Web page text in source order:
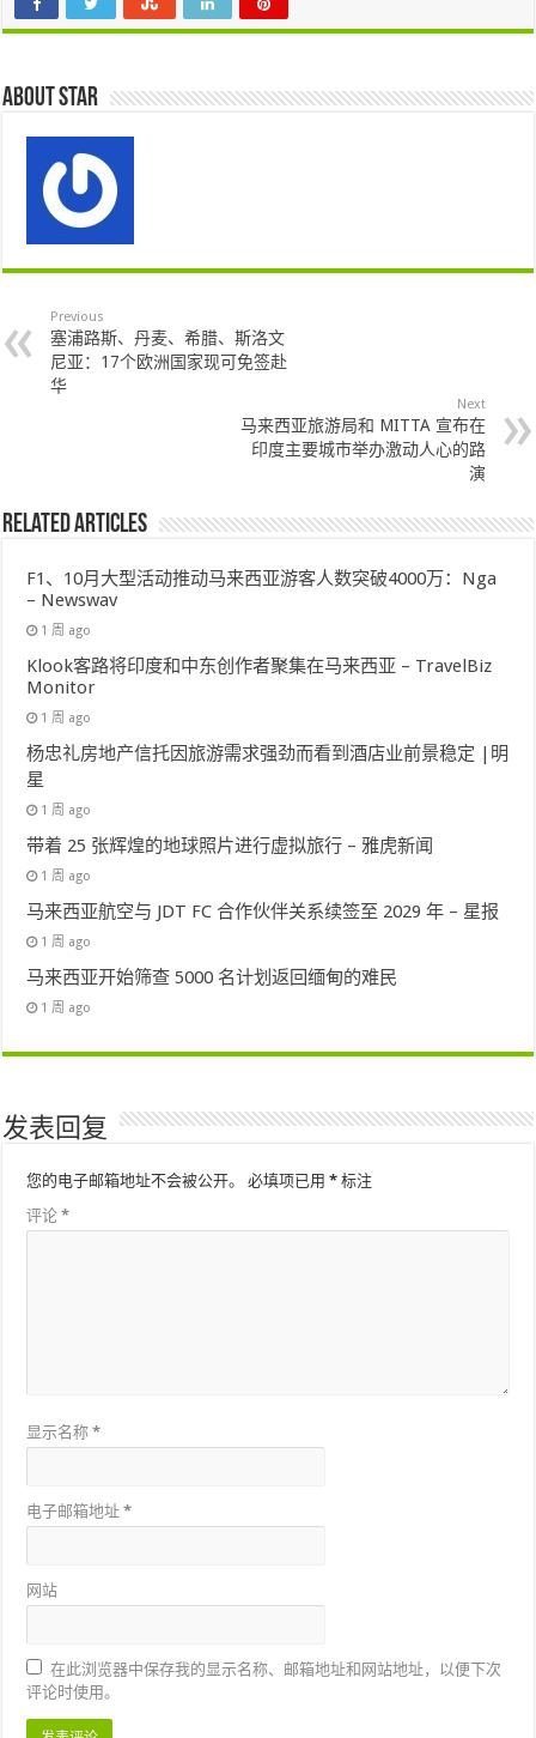
About star
Previous
塞浦路斯、丹麦、希腊、斯洛文
尼亚：17个欧洲国家现可免签赴
华
Next
马来西亚旅游局和 MITTA 宣布在
印度主要城市举办激动人心的路
演
Related Articles
F1、10月大型活动推动马来西亚游客人数突破4000万：Nga
– Newswav
1 周 ago
Klook客路将印度和中东创作者聚集在马来西亚 – TravelBiz
Monitor
1 周 ago
杨忠礼房地产信托因旅游需求强劲而看到酒店业前景稳定 |明
星
1 周 ago
带着 25 张辉煌的地球照片进行虚拟旅行 – 雅虎新闻
1 周 ago
马来西亚航空与 JDT FC 合作伙伴关系续签至 2029 年 – 星报
1 周 ago
马来西亚开始筛查 5000 名计划返回缅甸的难民
1 周 ago
发表回复
您的电子邮箱地址不会被公开。 必填项已用* 标注
评论*
显示名称*
电子邮箱地址*
网站
在此浏览器中保存我的显示名称、邮箱地址和网站地址，以便下次
评论时使用。